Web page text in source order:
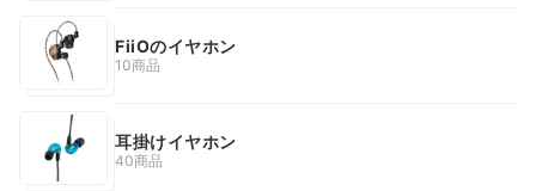
FiiOのイヤホン
10商品
耳掛けイヤホン
40商品